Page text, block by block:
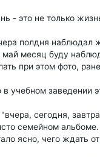
- это не только
полдня наблюдал
месяц буду
при этом фото,
в учебном заведении
сегодня,
семейном альбоме.
ясно, чего ждать